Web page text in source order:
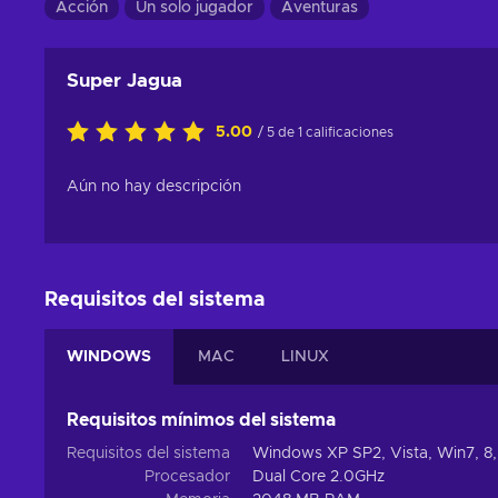
Acción Un solo jugador Aventuras
Super Jagua
5.00 / 5 de 1 calificaciones
Aún no hay descripción
Requisitos del sistema
WINDOWS MAC LINUX
Requisitos mínimos del sistema
Requisitos del sistema
Windows XP SP2, Vista, Win7, 8,
Procesador
Dual Core 2.0GHz